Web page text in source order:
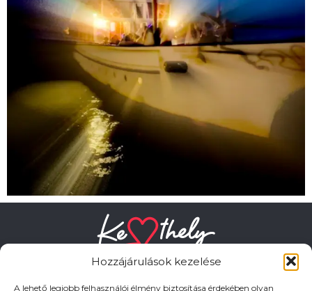
Hozzájárulások kezelése
A lehető legjobb felhasználói élmény biztosítása érdekében olyan